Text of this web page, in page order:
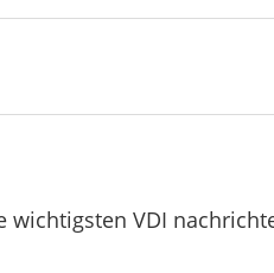
wichtigsten VDI